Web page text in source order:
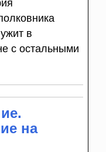
в
с остальными
на